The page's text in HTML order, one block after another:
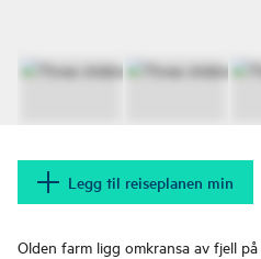
Legg til reiseplanen min
Olden farm ligg omkransa av fjell